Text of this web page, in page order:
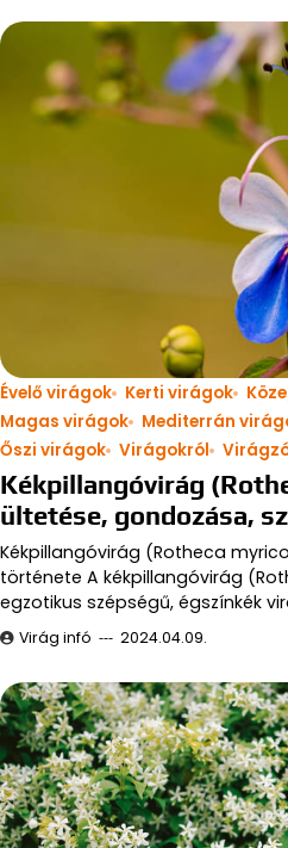
Évelő virágok Kerti virágok
Magas virágok
Mediterrán
Őszi virágok Virágokról
Kékpillangóvirág
ültetése, gondozása,
Kékpillangóvirág (Rotheca
története A kékpillangóvirág
egzotikus szépségű, égszínkék
Virág infó 2024.04.09.